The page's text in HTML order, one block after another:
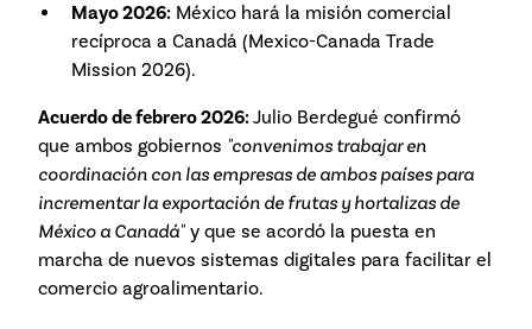
Mayo 2026: México hará la misión comercial
recíproca a Canadá (Mexico-Canada Trade
Mission 2026).
Acuerdo de febrero 2026:Julio Berdegué confirmó
que ambos gobiernos "convenimos trabajar en
coordinación con las empresas de ambos países para
incrementar la exportación de frutas y hortalizas de
México a Canadá" y que se acordó la puesta en
marcha de nuevos sistemas digitales para facilitar el
comercio agroalimentario.